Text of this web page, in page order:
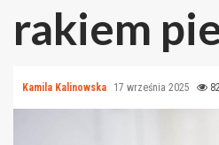
rakiem
Kamila Kalinowska 17 września 2025